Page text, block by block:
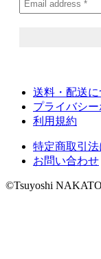
送料・配送に
プライバシ
利用規約
特定商取引
お問い合わせ
©Tsuyoshi